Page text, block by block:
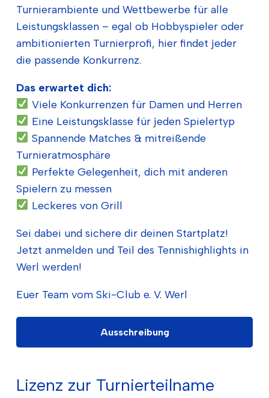
Turnierambiente und Wettbewerbe für alle
Leistungsklassen – egal ob Hobbyspieler oder
ambitionierten Turnierprofi, hier findet jeder
die passende Konkurrenz.
Das erwartet dich:
Viele Konkurrenzen für Damen und Herren
Eine Leistungsklasse für jeden Spielertyp
Spannende Matches & mitreißende
Turnieratmosphäre
Perfekte Gelegenheit, dich mit anderen
Spielern zu messen
Leckeres von Grill
Sei dabei und sichere dir deinen Startplatz!
Jetzt anmelden und Teil des Tennishighlights in
Werl werden!
Euer Team vom Ski-Club e. V. Werl
Ausschreibung
Lizenz zur Turnierteilname